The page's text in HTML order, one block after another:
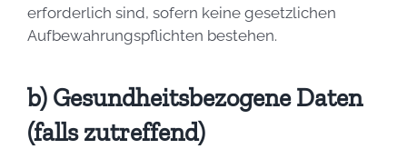
erforderlich sind, sofern keine gesetzlichen
Aufbewahrungspflichten bestehen.
b) Gesundheitsbezogene Daten
(falls zutreffend)